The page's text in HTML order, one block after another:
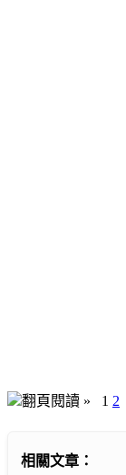
翻頁閱讀 » 1 2
相關文章：